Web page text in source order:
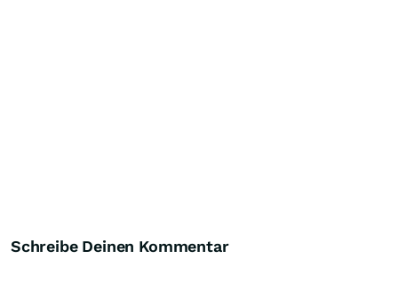
Schreibe Deinen Kommentar